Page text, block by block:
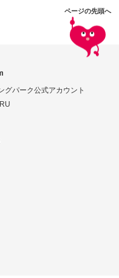
グパーク公式アカウント
ページの先頭へ